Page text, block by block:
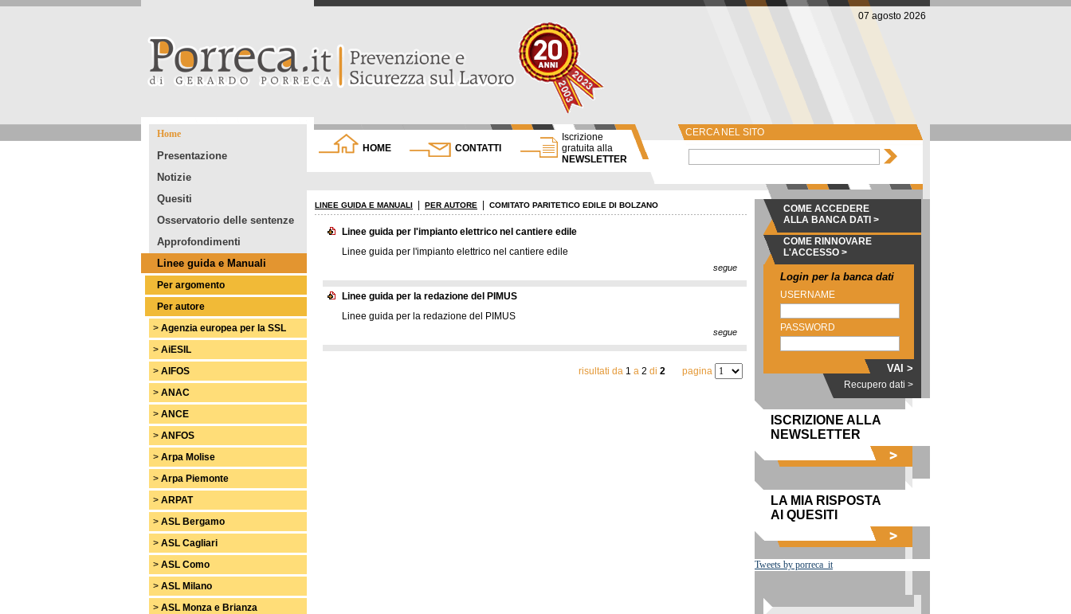
07 agosto 2026
Home
Presentazione
Notizie
Quesiti
Osservatorio delle sentenze
Approfondimenti
Linee guida e Manuali
Per argomento
Per autore
> Agenzia europea per la SSL
> AiESIL
> AIFOS
> ANAC
> ANCE
> ANFOS
> Arpa Molise
> Arpa Piemonte
> ARPAT
> ASL Bergamo
> ASL Cagliari
> ASL Como
> ASL Milano
> ASL Monza e Brianza
HOME CONTATTI
Iscrizione
gratuita alla
NEWSLETTER
CERCA NEL SITO
LINEE GUIDA E MANUALI PER AUTORE COMITATO PARITETICO EDILE DI BOLZANO
Linee guida per l'impianto elettrico nel cantiere edile
Linee guida per l'impianto elettrico nel cantiere edile
segue
Linee guida per la redazione del PIMUS
Linee guida per la redazione del PIMUS
segue
risultati da 1 a 2 di 2 pagina
COME ACCEDERE
ALLA BANCA DATI >
COME RINNOVARE
L'ACCESSO >
Login per la banca dati
USERNAME
PASSWORD
VAI >
Recupero dati >
ISCRIZIONE ALLA
NEWSLETTER
LA MIA RISPOSTA
AI QUESITI
Tweets by porreca_it